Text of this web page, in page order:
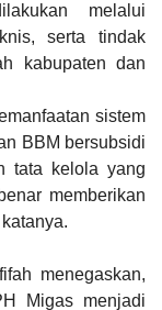
melalui
serta tindak
kabupaten dan
sistem
BBM bersubsidi
tata kelola yang
memberikan
menegaskan,
Migas menjadi